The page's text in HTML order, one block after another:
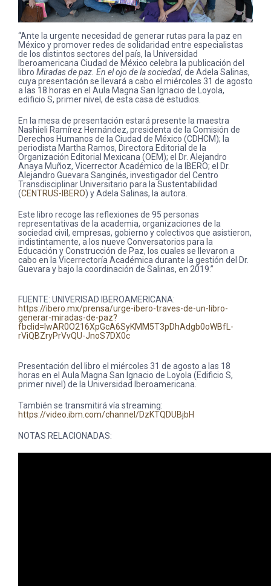
“Ante la urgente necesidad de generar rutas para la paz en
México y promover redes de solidaridad entre especialistas
de los distintos sectores del país, la Universidad
Iberoamericana Ciudad de México celebra la publicación del
libro Miradas de paz. En el ojo de la sociedad, de Adela Salinas,
cuya presentación se llevará a cabo el miércoles 31 de agosto
a las 18 horas en el Aula Magna San Ignacio de Loyola,
edificio S, primer nivel, de esta casa de estudios.
En la mesa de presentación estará presente la maestra
Nashieli Ramírez Hernández, presidenta de la Comisión de
Derechos Humanos de la Ciudad de México (CDHCM); la
periodista Martha Ramos, Directora Editorial de la
Organización Editorial Mexicana (OEM); el Dr. Alejandro
Anaya Muñoz, Vicerrector Académico de la IBERO; el Dr.
Alejandro Guevara Sanginés, investigador del Centro
Transdisciplinar Universitario para la Sustentabilidad
(CENTRUS-IBERO) y Adela Salinas, la autora.
Este libro recoge las reflexiones de 95 personas
representativas de la academia, organizaciones de la
sociedad civil, empresas, gobierno y colectivos que asistieron,
indistintamente, a los nueve Conversatorios para la
Educación y Construcción de Paz, los cuales se llevaron a
cabo en la Vicerrectoría Académica durante la gestión del Dr.
Guevara y bajo la coordinación de Salinas, en 2019.”
FUENTE: UNIVERISAD IBEROAMERICANA:
https://ibero.mx/prensa/urge-ibero-traves-de-un-libro-
generar-miradas-de-paz?
fbclid=IwAR0O216XpGcA6SyKMM5T3pDhAdgb0oWBfL-
rViQBZryPrVvQU-JnoS7DX0c
Presentación del libro el miércoles 31 de agosto a las 18
horas en el Aula Magna San Ignacio de Loyola (Edificio S,
primer nivel) de la Universidad Iberoamericana.
También se transmitirá vía streaming:
https://video.ibm.com/channel/DzKTQDUBjbH
NOTAS RELACIONADAS: